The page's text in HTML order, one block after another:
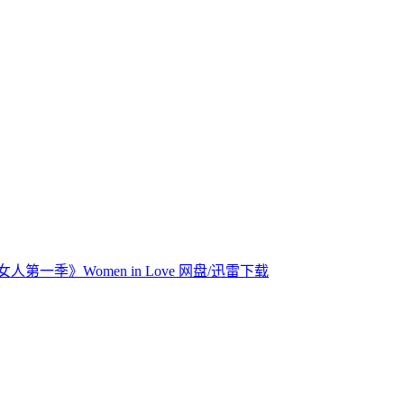
人第一季》Women in Love 网盘/迅雷下载